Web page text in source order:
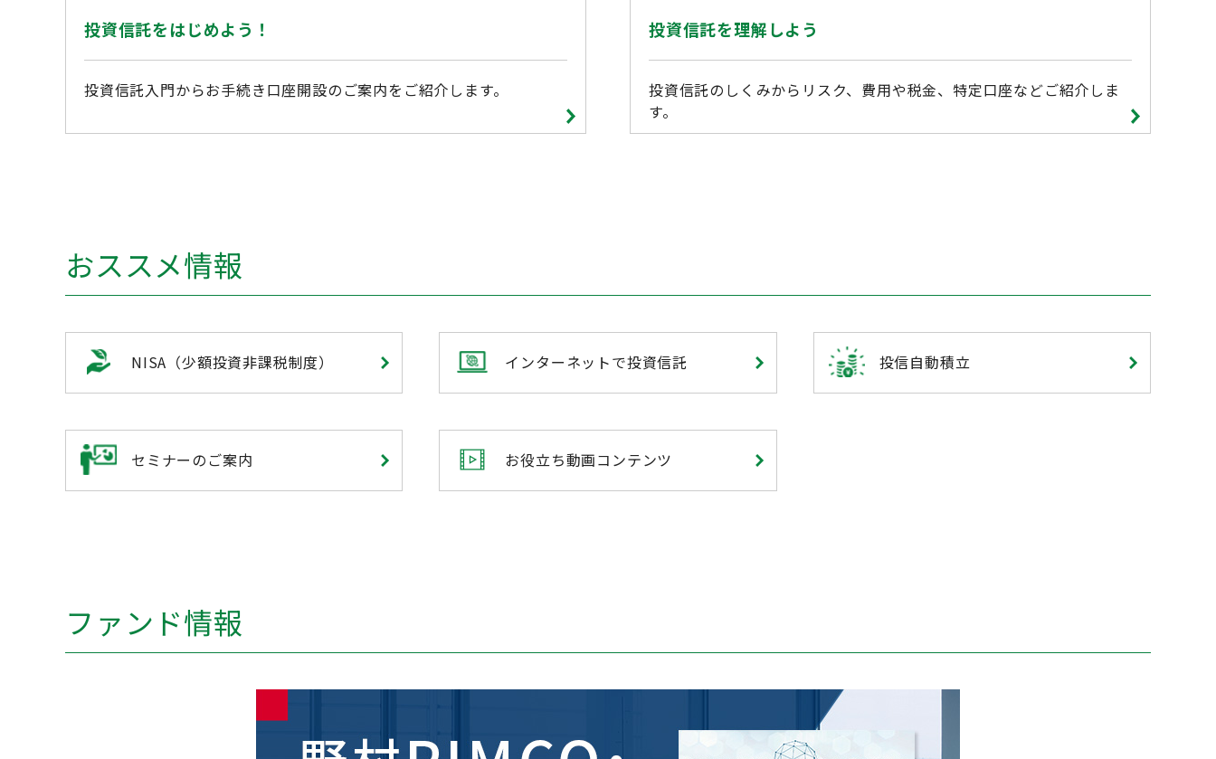
投資信託をはじめよう！
投資信託入門からお手続き口座開設のご案内をご紹介します。
投資信託を理解しよう
投資信託のしくみからリスク、費用や税金、特定口座などご紹介しま
す。
おススメ情報
NISA（少額投資非課税制度） インターネットで投資信託 投信自動積立
セミナーのご案内 お役立ち動画コンテンツ
ファンド情報